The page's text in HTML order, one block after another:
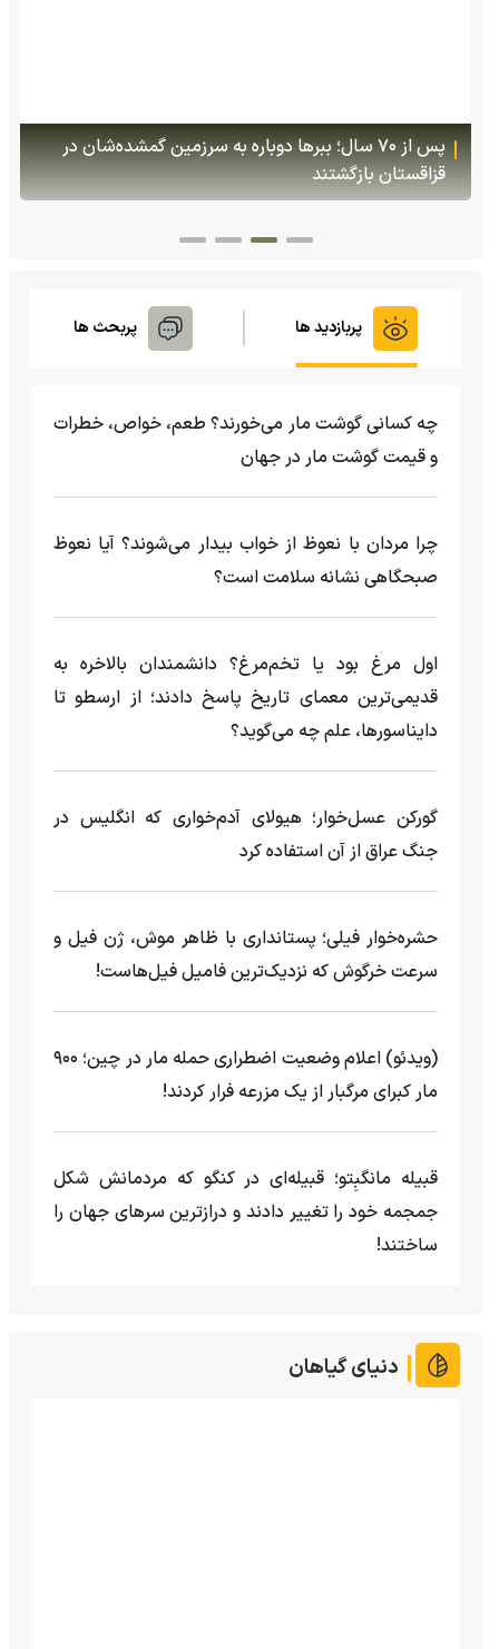
(ویدئو +16) تصاویری هولناک از یک سگ با فَک کاملا
شکسته؛ ادامه زندگی سگ فقط با یک فک
پربازدید ها پربحث ها
چه کسانی گوشت مار می‌خورند؟ طعم، خواص، خطرات
و قیمت گوشت مار در جهان
چرا مردان با نعوظ از خواب بیدار می‌شوند؟ آیا نعوظ
صبحگاهی نشانه سلامت است؟
اول مرغ بود یا تخم‌مرغ؟ دانشمندان بالاخره به
قدیمی‌ترین معمای تاریخ پاسخ دادند؛ از ارسطو تا
دایناسورها، علم چه می‌گوید؟
گورکن عسل‌خوار؛ هیولای آدم‌خواری که انگلیس در
جنگ عراق از آن استفاده کرد
حشره‌خوار فیلی؛ پستانداری با ظاهر موش، ژن فیل و
سرعت خرگوش که نزدیک‌ترین فامیل فیل‌هاست!
(ویدئو) اعلام وضعیت اضطراری حمله مار‌ در چین؛ ۹۰۰
مار کبرای مرگبار از یک مزرعه‌ فرار کردند!
قبیله مانگبِتو؛ قبیله‌ای در کنگو که مردمانش شکل
جمجمه خود را تغییر دادند و درازترین سرهای جهان را
ساختند!
دنیای گیاهان